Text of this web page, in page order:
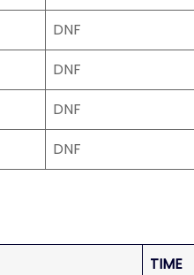
DNF
DNF
DNF
DNF
TIME